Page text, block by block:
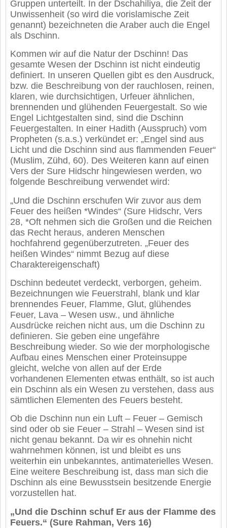
Gruppen unterteilt. In der Dschahiliya, die Zeit der
Unwissenheit (so wird die vorislamische Zeit
genannt) bezeichneten die Araber auch die Engel
als Dschinn.
Kommen wir auf die Natur der Dschinn! Das
gesamte Wesen der Dschinn ist nicht eindeutig
definiert. In unseren Quellen gibt es den Ausdruck,
bzw. die Beschreibung von der rauchlosen, reinen,
klaren, wie durchsichtigen, Urfeuer ähnlichen,
brennenden und glühenden Feuergestalt. So wie
Engel Lichtgestalten sind, sind die Dschinn
Feuergestalten. In einer Hadith (Ausspruch) vom
Propheten (s.a.s.) verkündet er: „Engel sind aus
Licht und die Dschinn sind aus flammenden Feuer“
(Muslim, Zühd, 60). Des Weiteren kann auf einen
Vers der Sure Hidschr hingewiesen werden, wo
folgende Beschreibung verwendet wird:
„Und die Dschinn erschufen Wir zuvor aus dem
Feuer des heißen *Windes“ (Sure Hidschr, Vers
28, *Oft nehmen sich die Großen und die Reichen
das Recht heraus, anderen Menschen
hochfahrend gegenüberzutreten. „Feuer des
heißen Windes“ nimmt Bezug auf diese
Charaktereigenschaft)
Dschinn bedeutet verdeckt, verborgen, geheim.
Bezeichnungen wie Feuerstrahl, blank und klar
brennendes Feuer, Flamme, Glut, glühendes
Feuer, Lava – Wesen usw., und ähnliche
Ausdrücke reichen nicht aus, um die Dschinn zu
definieren. Sie geben eine ungefähre
Beschreibung wieder. So wie der morphologische
Aufbau eines Menschen einer Proteinsuppe
gleicht, welche von allen auf der Erde
vorhandenen Elementen etwas enthält, so ist auch
ein Dschinn als ein Wesen zu verstehen, dass aus
sämtlichen Elementen des Feuers besteht.
Ob die Dschinn nun ein Luft – Feuer – Gemisch
sind oder ob sie Feuer – Strahl – Wesen sind ist
nicht genau bekannt. Da wir es ohnehin nicht
wahrnehmen können, ist und bleibt es uns
weiterhin ein unbekanntes, antimaterielles Wesen.
Eine weitere Beschreibung ist, dass man sich die
Dschinn als eine Bewusstsein besitzende Energie
vorzustellen hat.
„Und die Dschinn schuf Er aus der Flamme des
Feuers.“ (Sure Rahman, Vers 16)